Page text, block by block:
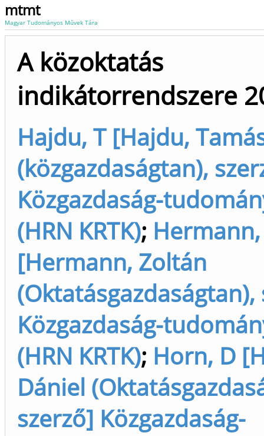
mtmt
Magyar Tudományos Művek Tára
A közoktatás
indikátorrendszere
Hajdu, T [Hajdu,
(közgazdaságtan),
Közgazdaság-
(HRN KRTK);
[Hermann, Zoltán
(Oktatásgazdaságtan),
Közgazdaság-
(HRN KRTK); Horn, D
Dániel
szerző] Közgazdaság-